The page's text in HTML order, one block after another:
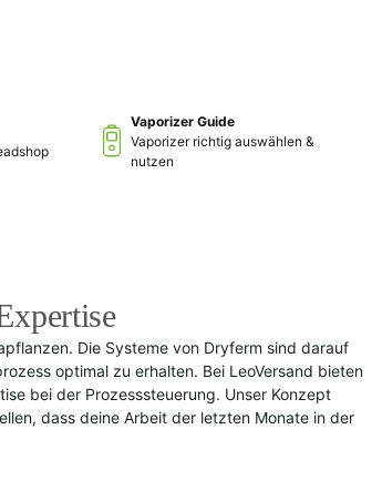
Vaporizer Guide
Vaporizer richtig auswählen &
nutzen
Die Systeme von Dryferm sind darauf
optimal zu erhalten. Bei LeoVersand bieten
bei der Prozesssteuerung. Unser Konzept
dass deine Arbeit der letzten Monate in der